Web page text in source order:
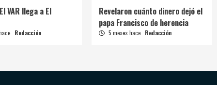
VAR llega a El
Redacción
Revelaron cuánto dinero dejó el
papa Francisco de herencia
5 meses hace Redacción